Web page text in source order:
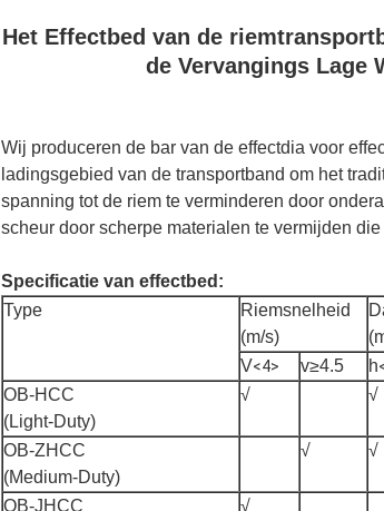
Het Effectbed van de
de Vervangings Lage
Wij produceren de bar van de effectdia voor
ladingsgebied van de transportband om het
spanning tot de riem te verminderen door
scheur door scherpe materialen te vermijden
Specificatie van effectbed:
Type
Riemsnelheid
(m/s)
V<4> v≥4.5 h
OB-HCC
(Light-Duty)
√ √
OB-ZHCC
(Medium-Duty)
√ √
OB-JHCC
√